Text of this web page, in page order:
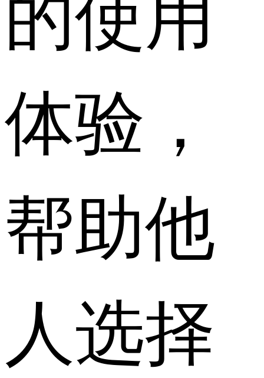
体验，
帮助他
人选择